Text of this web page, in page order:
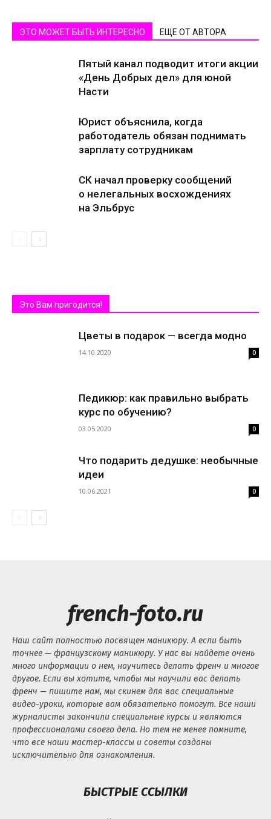
ЭТО МОЖЕТ БЫТЬ ИНТЕРЕСНО ЕЩЕ ОТ АВТОРА
Пятый канал подводит итоги акции
«День Добрых дел» для юной
Насти
Юрист объяснила, когда
работодатель обязан поднимать
зарплату сотрудникам
СК начал проверку сообщений
о нелегальных восхождениях
на Эльбрус
Это Вам пригодится!
Цветы в подарок — всегда модно
14.10.2020 0
Педикюр: как правильно выбрать
курс по обучению?
03.05.2020 0
Что подарить дедушке: необычные
идеи
10.06.2021 0
french-foto.ru
Наш сайт полностью посвящен маникюру. А если быть
точнее — французскому маникюру. У нас вы найдете очень
много информации о нем, научитесь делать френч и многое
другое. Если вы хотите, чтобы мы научили вас делать
френч — пишите нам, мы скинем для вас специальные
видео-уроки, которые вам обязательно помогут. Все наши
журналисты закончили специальные курсы и являются
профессионалами своего дела. Но тем не менее помните,
что все наши мастер-классы и советы созданы
исключительно для ознакомления.
БЫСТРЫЕ ССЫЛКИ